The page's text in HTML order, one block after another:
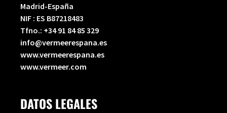
Madrid-España
NIF : ES B87218483
Tfno.: +34 91 84 85 329
info@vermeerespana.es
www.vermeerespana.es
www.vermeer.com
DATOS LEGALES